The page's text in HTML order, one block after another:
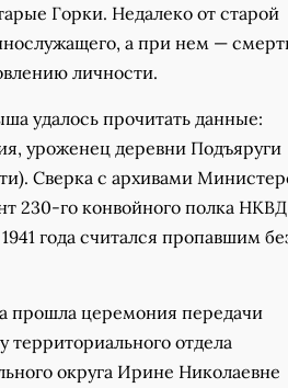
Горки. Недалеко от старой
а при нем —
личности.
удалось прочитать данные:
уроженец деревни Подъяруги
Сверка с архивами
230-го конвойного полка
года считался пропавшим
прошла церемония передачи
территориального отдела
округа Ирине Николаевне